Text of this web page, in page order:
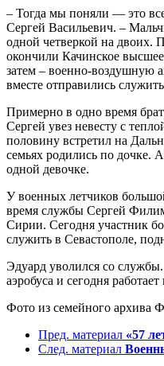
– Тогда мы поняли — это
Сергей Васильевич. –
одной четверкой на двоих.
окончили Качинское
затем – военно-воздушную
вместе отправились
Примерно в одно время
Сергей увез невесту с
половину встретил на
семьях родились по дочке.
одной девочке.
У военных летчиков
время службы Сергей
Сирии. Сегодня участник
служить в Севастополе,
Эдуард уволился со
аэробуса и сегодня
Фото из семейного архива
Пред. материал «57
След. материал